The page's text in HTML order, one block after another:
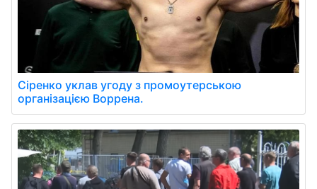
Сіренко уклав угоду з промоутерською
організацією Воррена.